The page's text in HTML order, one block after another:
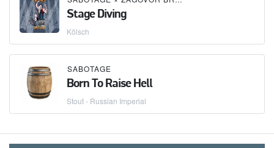
Stage Diving
Kölsch
SABOTAGE
Born To Raise Hell
Stout - Russian Imperial